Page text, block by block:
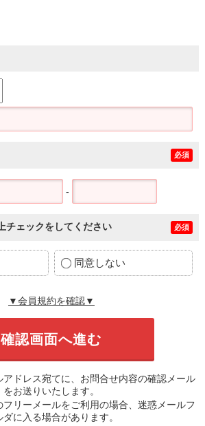
必須
-
チェックをしてください 必須
同意しない
▼会員規約を確認▼
ドレス宛てに、お問合せ内容の確認メール
をお送りいたします。
リーメールをご利用の場合、迷惑メールフ
ダに入る場合があります。